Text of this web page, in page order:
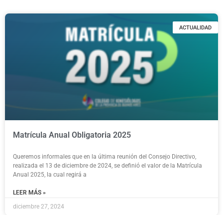
ACTUALIDAD
Matrícula Anual Obligatoria 2025
Queremos informales que en la última reunión del Consejo Directivo,
realizada el 13 de diciembre de 2024, se definió el valor de la Matrícula
Anual 2025, la cual regirá a
LEER MÁS »
diciembre 27, 2024